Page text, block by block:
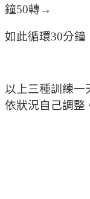
鐘50轉→
如此循環30分鐘
以上三種訓練一
依狀況自己調整